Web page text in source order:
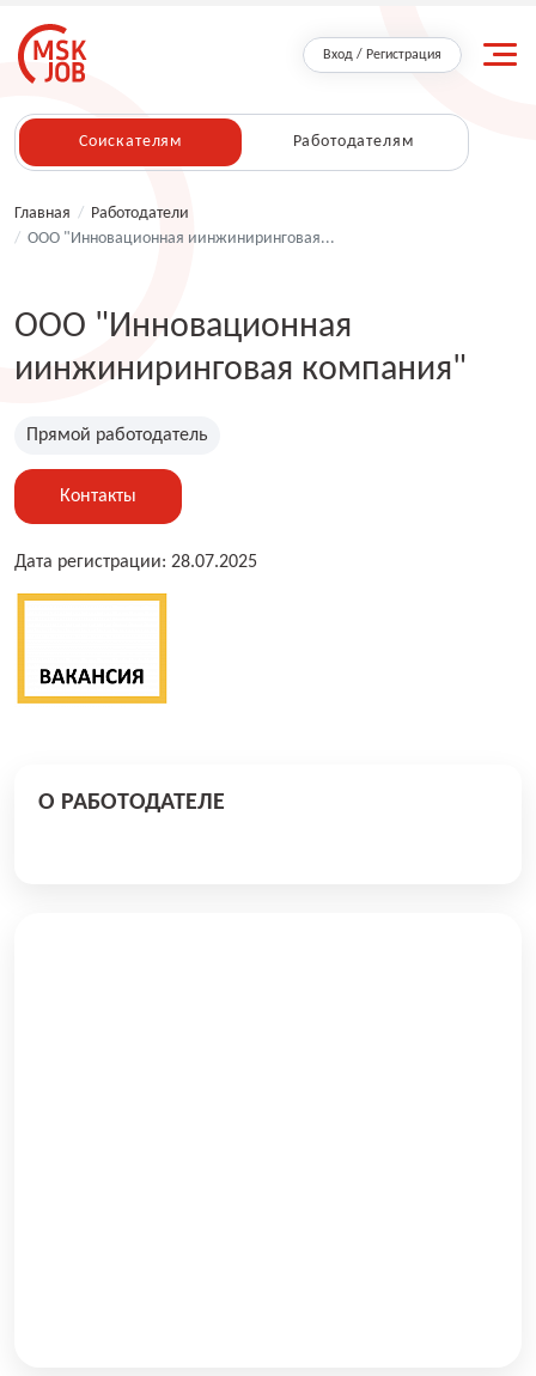
Вход / Регистрация
Соискателям Работодателям
Главная / Работодатели
/ ООО "Инновационная иинжиниринговая...
ООО "Инновационная
иинжиниринговая компания"
Прямой работодатель
Контакты
Дата регистрации: 28.07.2025
О РАБОТОДАТЕЛЕ